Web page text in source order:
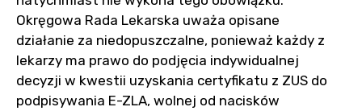
Okręgowa Rada Lekarska uważa opisane
działanie za niedopuszczalne, ponieważ każdy z
lekarzy ma prawo do podjęcia indywidualnej
decyzji w kwestii uzyskania certyfikatu z ZUS do
podpisywania E-ZLA, wolnej od nacisków